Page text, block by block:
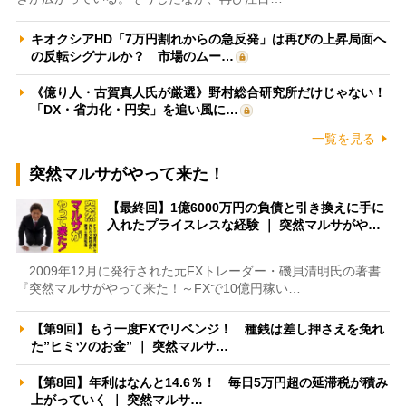
キオクシアHD「7万円割れからの急反発」は再びの上昇局面へ
の反転シグナルか？ 市場のムー…
《億り人・古賀真人氏が厳選》野村総合研究所だけじゃない！
「DX・省力化・円安」を追い風に…
一覧を見る
突然マルサがやって来た！
【最終回】1億6000万円の負債と引き換えに手に
入れたプライスレスな経験 ｜ 突然マルサがや…
2009年12月に発行された元FXトレーダー・磯貝清明氏の著書
『突然マルサがやって来た！～FXで10億円稼い…
【第9回】もう一度FXでリベンジ！ 種銭は差し押さえを免れ
た”ヒミツのお金” ｜ 突然マルサ…
【第8回】年利はなんと14.6％！ 毎日5万円超の延滞税が積み
上がっていく ｜ 突然マルサ…